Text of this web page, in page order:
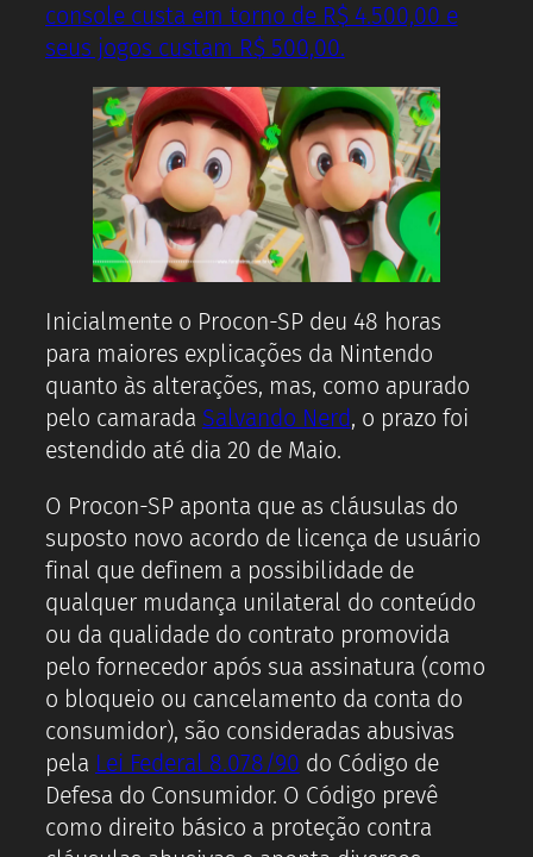
console custa em torno de R$ 4.500,00 e
seus jogos custam R$ 500,00.
Inicialmente o Procon-SP deu 48 horas
para maiores explicações da Nintendo
quanto às alterações, mas, como apurado
pelo camarada Salvando Nerd, o prazo foi
estendido até dia 20 de Maio.
O Procon-SP aponta que as cláusulas do
suposto novo acordo de licença de usuário
final que definem a possibilidade de
qualquer mudança unilateral do conteúdo
ou da qualidade do contrato promovida
pelo fornecedor após sua assinatura (como
o bloqueio ou cancelamento da conta do
consumidor), são consideradas abusivas
pela Lei Federal 8.078/90 do Código de
Defesa do Consumidor. O Código prevê
como direito básico a proteção contra